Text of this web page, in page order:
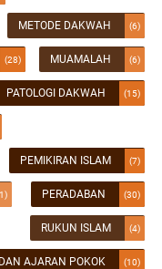
METODE DAKWAH (6)
(28) MUAMALAH (6)
PATOLOGI DAKWAH (15)
PEMIKIRAN ISLAM (7)
PERADABAN (30)
RUKUN ISLAM (4)
AJARAN POKOK (10)